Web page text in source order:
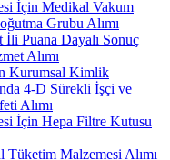
İçin Medikal Vakum
Grubu Alımı
İli Puana Dayalı Sonuç
Alımı
Kurumsal Kimlik
4-D Sürekli İşçi ve
Alımı
İçin Hepa Filtre Kutusu
Malzemesi Alımı